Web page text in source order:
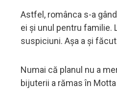
Astfel, românca s-a
ei și unul pentru familie.
suspiciuni. Așa a și
Numai că planul nu a
bijuterii a rămas în